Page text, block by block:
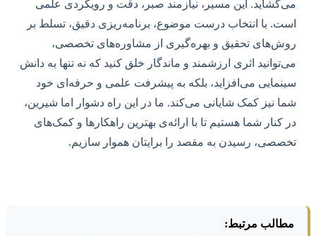
می‌گشاید. این مسیر، نیازمند صبر، دقت و رویکردی علمی
است. با انتخاب درست موضوع، برنامه‌ریزی دقیق، تسلط بر
روش‌های تحقیق و بهره‌گیری از مشاوره‌های تخصصی،
می‌توانید اثری ارزشمند و ماندگار خلق کنید که نه تنها به دانش
سینمایی می‌افزاید، بلکه به پیشرفت علمی و حرفه‌ای خود
شما نیز کمک شایانی می‌کند. ما در این راه دشوار اما شیرین،
در کنار شما هستیم تا با ارائه‌ی بهترین راهکارها و کمک‌های
تخصصی، رسیدن به مقصد را برایتان هموار سازیم.
مطالب مرتبط: